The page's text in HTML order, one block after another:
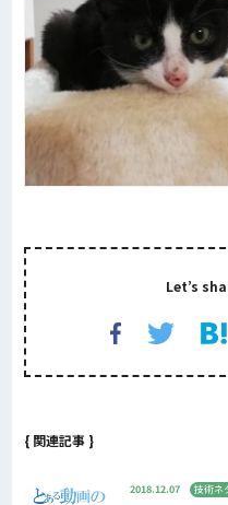
Let’s
{ 関連記事 }
2018.12.07
技術ネ